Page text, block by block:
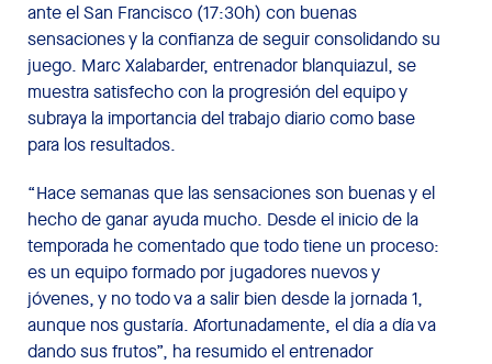
ante el San Francisco (17:30h) con buenas
sensaciones y la confianza de seguir consolidando su
juego. Marc Xalabarder, entrenador blanquiazul, se
muestra satisfecho con la progresión del equipo y
subraya la importancia del trabajo diario como base
para los resultados.
“Hace semanas que las sensaciones son buenas y el
hecho de ganar ayuda mucho. Desde el inicio de la
temporada he comentado que todo tiene un proceso:
es un equipo formado por jugadores nuevos y
jóvenes, y no todo va a salir bien desde la jornada 1,
aunque nos gustaría. Afortunadamente, el día a día va
dando sus frutos”, ha resumido el entrenador